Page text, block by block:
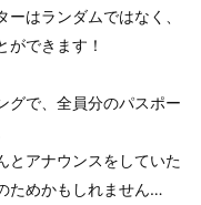
はランダムではなく、
ができます！
グで、全員分のパスポー
とアナウンスをしていた
ためかもしれません…